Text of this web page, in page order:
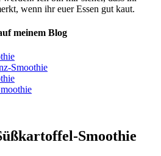
wenn ihr euer Essen gut kaut.
meinem Blog
Smoothie
Smoothie